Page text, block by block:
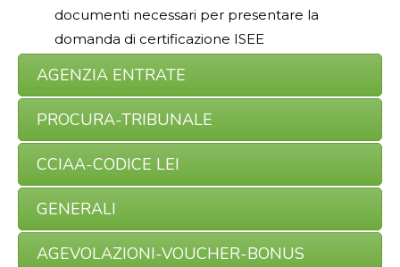
documenti necessari per presentare la
domanda di certificazione ISEE
AGENZIA ENTRATE
PROCURA-TRIBUNALE
CCIAA-CODICE LEI
GENERALI
AGEVOLAZIONI-VOUCHER-BONUS